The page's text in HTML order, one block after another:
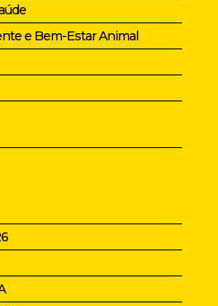
e Bem-Estar Animal